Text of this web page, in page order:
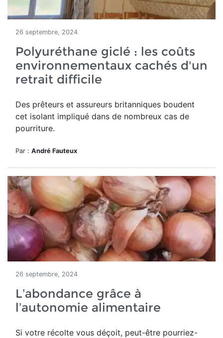
26 septembre, 2024
Polyuréthane giclé : les coûts
environnementaux cachés d'un
retrait difficile
Des prêteurs et assureurs britanniques boudent
cet isolant impliqué dans de nombreux cas de
pourriture.
Par : André Fauteux
26 septembre, 2024
L’abondance grâce à
l’autonomie alimentaire
Si votre récolte vous déçoit, peut-être pourriez-